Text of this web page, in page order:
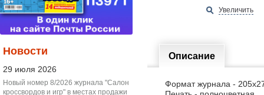
Новости
29 июля 2026
Новый номер 8/2026 журнала "Салон
кроссвордов и игр" в местах продажи
Увеличить
Описание
Формат журнала -